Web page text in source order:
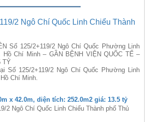
2 Ngô Chí Quốc Linh Chiểu Thành
Số 125/2+119/2 Ngô Chí Quốc Phường Linh
Hồ Chí Minh – GẦN BỆNH VIỆN QUỐC TẾ –
TỶ
Số 125/2+119/2 Ngô Chí Quốc Phường Linh
Chí Minh.
x 42.0m, diện tích: 252.0m2 giá: 13.5 tỷ
2 Ngô Chí Quốc Linh Chiểu Thành phố Thủ